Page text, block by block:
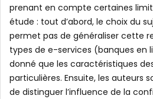
prenant en compte certaines
étude : tout d’abord, le choix du
permet pas de généraliser cette
types de e-services (banques en
donné que les caractéristiques
particulières. Ensuite, les auteurs
de distinguer l’influence de la